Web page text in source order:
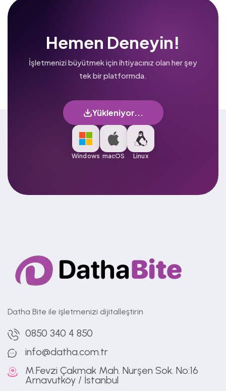
Hemen Deneyin!
İşletmenizi büyütmek için ihtiyacınız olan her şey
tek bir platformda.
Yükleniyor...
Windows macOS Linux
Datha Bite ile işletmenizi dijitalleştirin
0850 340 4 850
info@datha.com.tr
M.Fevzi Çakmak Mah. Nurşen Sok. No:16
Arnavutköy / İstanbul